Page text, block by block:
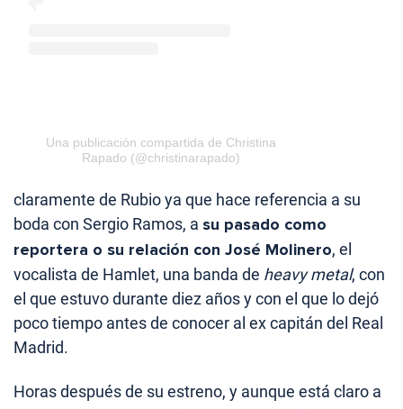
Una publicación compartida de Christina
Rapado (@christinarapado)
claramente de Rubio ya que hace referencia a su
boda con Sergio Ramos, a su pasado como
reportera o su relación con José Molinero, el
vocalista de Hamlet, una banda de heavy metal, con
el que estuvo durante diez años y con el que lo dejó
poco tiempo antes de conocer al ex capitán del Real
Madrid.
Horas después de su estreno, y aunque está claro a